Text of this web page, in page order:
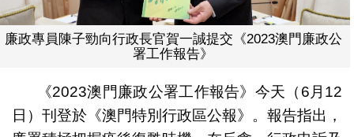
廉政專員陳子勁向行政長官賀一誠提交《2023澳門廉政公
署工作報告》
《2023澳門廉政公署工作報告》今天（6月12
日）刊登於《澳門特別行政區公報》。報告指出，